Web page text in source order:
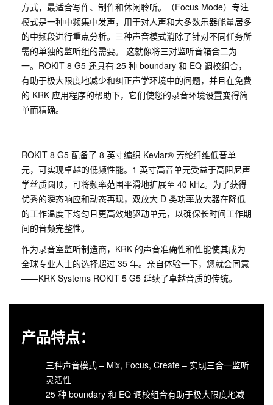
方式，最适合写作、制作和休闲聆听。（Focus Mode）专注
模式是一种中频集中发声，用于对人声和大多数乐器能量居多
的中频段进行重点分析。三种声音模式消除了针对不同任务所
需的单独的监听组的需要。 这就像将三对监听音箱合二为
一。ROKIT 8 G5 还具有 25 种 boundary 和 EQ 调校组合，
有助于极大限度地减少和纠正声学环境中的问题，并且在免费
的 KRK 应用程序的帮助下，它们使您的录音环境设置变得简
单而精确。
ROKIT 8 G5 配备了 8 英寸编织 Kevlar® 芳纶纤维低音单
元，可实现卓越的低频性能。1 英寸高音单元受益于高阻尼声
学丝质圆顶，可将频率范围平滑地扩展至 40 kHz。为了获得
优秀的瞬态响应和动态再现，双放大 D 类功率放大器在降低
的工作温度下均匀且更高效地驱动单元，以确保长时间工作期
间的音频完整性。
作为录音室监听制造商，KRK 的声音准确性和性能使其成为
全球专业人士的选择超过 35 年。亲自体验一下，您就会同意
——KRK Systems ROKIT 5 G5 延续了卓越音质的传统。
产品特点：
三种声音模式 – Mix, Focus, Create – 实现三合一监听
灵活性
25 种 boundary 和 EQ 调校组合有助于极大限度地减